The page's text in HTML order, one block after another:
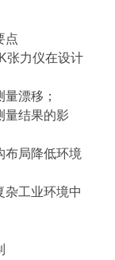
点
张力仪在设计
漂移；
量结果的影
布局降低环境
杂工业环境中